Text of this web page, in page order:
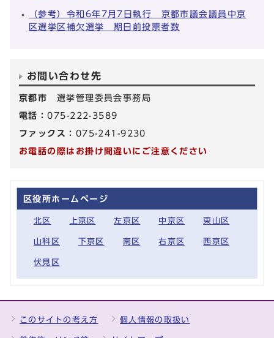
（参考）令和6年7月7日執行 京都市議会議員中京
区選挙区補欠選挙 期日前投票者数
お問い合わせ先
京都市 選挙管理委員会事務局
電話：075-222-3589
ファックス： 075-241-9230
お電話の際はお掛け間違いにご注意ください
区役所ホームページ
北区 上京区 左京区 中京区 東山区
山科区 下京区 南区 右京区 西京区
伏見区
このサイトの考え方 個人情報の取扱い